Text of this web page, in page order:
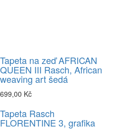
Tapeta na zeď AFRICAN
QUEEN III Rasch, African
weaving art šedá
699,00 Kč
Tapeta Rasch
FLORENTINE 3, grafika